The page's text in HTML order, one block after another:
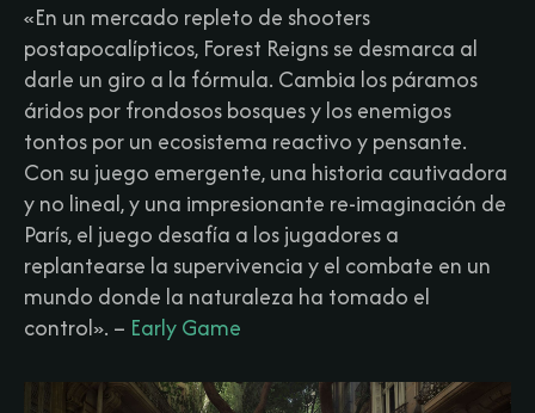
«En un mercado repleto de shooters
postapocalípticos, Forest Reigns se desmarca al
darle un giro a la fórmula. Cambia los páramos
áridos por frondosos bosques y los enemigos
tontos por un ecosistema reactivo y pensante.
Con su juego emergente, una historia cautivadora
y no lineal, y una impresionante re-imaginación de
París, el juego desafía a los jugadores a
replantearse la supervivencia y el combate en un
mundo donde la naturaleza ha tomado el
control». – Early Game